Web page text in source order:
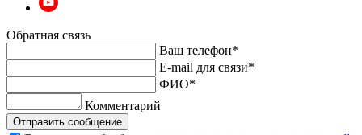
Обратная связь
Ваш телефон*
E-mail для связи*
ФИО*
Комментарий
Отправить сообщение